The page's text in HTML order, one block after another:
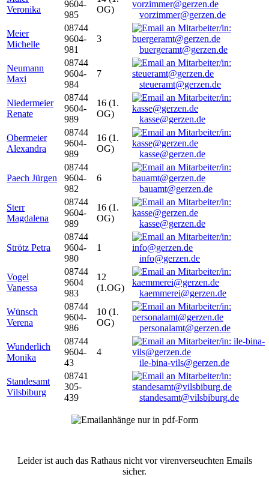
Veronika
9604-
985
OG)
vorzimmer@gerzen.de
Meier
Michelle
08744
9604-
981
3
buergeramt@gerzen.de
Neumann
Maxi
08744
9604-
984
7
steueramt@gerzen.de
Niedermeier
Renate
08744
9604-
989
16 (1.
OG)
kasse@gerzen.de
Obermeier
Alexandra
08744
9604-
989
16 (1.
OG)
kasse@gerzen.de
Paech Jürgen
08744
9604-
982
6
bauamt@gerzen.de
Sterr
Magdalena
08744
9604-
989
16 (1.
OG)
kasse@gerzen.de
Strötz Petra
08744
9604-
980
1
info@gerzen.de
Vogel
Vanessa
08744
9604
983
12
(1.OG)
kaemmerei@gerzen.de
Wünsch
Verena
08744
9604-
986
10 (1.
OG)
personalamt@gerzen.de
Wunderlich
Monika
08744
9604-
43
4
ile-bina-vils@gerzen.de
Standesamt
Vilsbiburg
08741
305-
439
standesamt@vilsbiburg.de
Leider ist auch das Rathaus nicht vor virenverseuchten Emails
sicher.